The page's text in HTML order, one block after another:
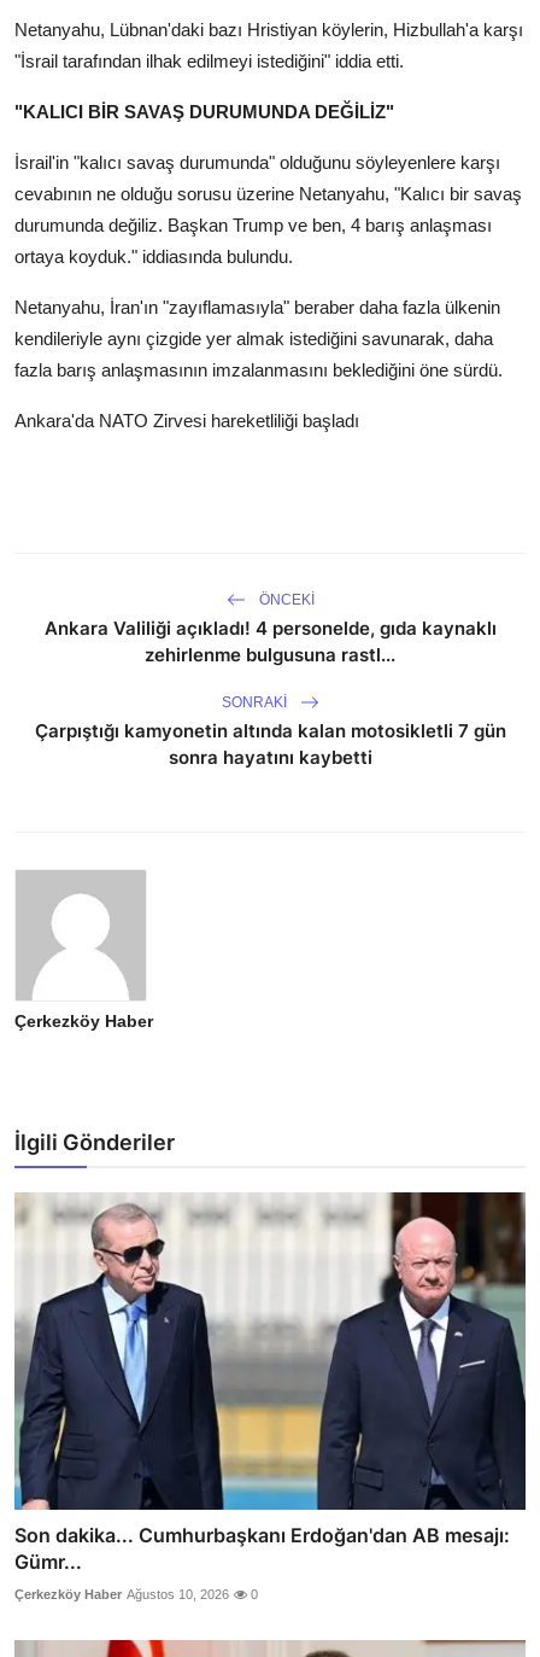
Netanyahu, Lübnan'daki bazı Hristiyan köylerin, Hizbullah'a karşı
"İsrail tarafından ilhak edilmeyi istediğini" iddia etti.
"KALICI BİR SAVAŞ DURUMUNDA DEĞİLİZ"
İsrail'in "kalıcı savaş durumunda" olduğunu söyleyenlere karşı
cevabının ne olduğu sorusu üzerine Netanyahu, "Kalıcı bir savaş
durumunda değiliz. Başkan Trump ve ben, 4 barış anlaşması
ortaya koyduk." iddiasında bulundu.
Netanyahu, İran'ın "zayıflamasıyla" beraber daha fazla ülkenin
kendileriyle aynı çizgide yer almak istediğini savunarak, daha
fazla barış anlaşmasının imzalanmasını beklediğini öne sürdü.
Ankara'da NATO Zirvesi hareketliliği başladı
ÖNCEKI
Ankara Valiliği açıkladı! 4 personelde, gıda kaynaklı
zehirlenme bulgusuna rastl...
SONRAKI
Çarpıştığı kamyonetin altında kalan motosikletli 7 gün
sonra hayatını kaybetti
Çerkezköy Haber
İlgili Gönderiler
Son dakika... Cumhurbaşkanı Erdoğan'dan AB mesajı:
Gümr...
Çerkezköy Haber Ağustos 10, 2026 0